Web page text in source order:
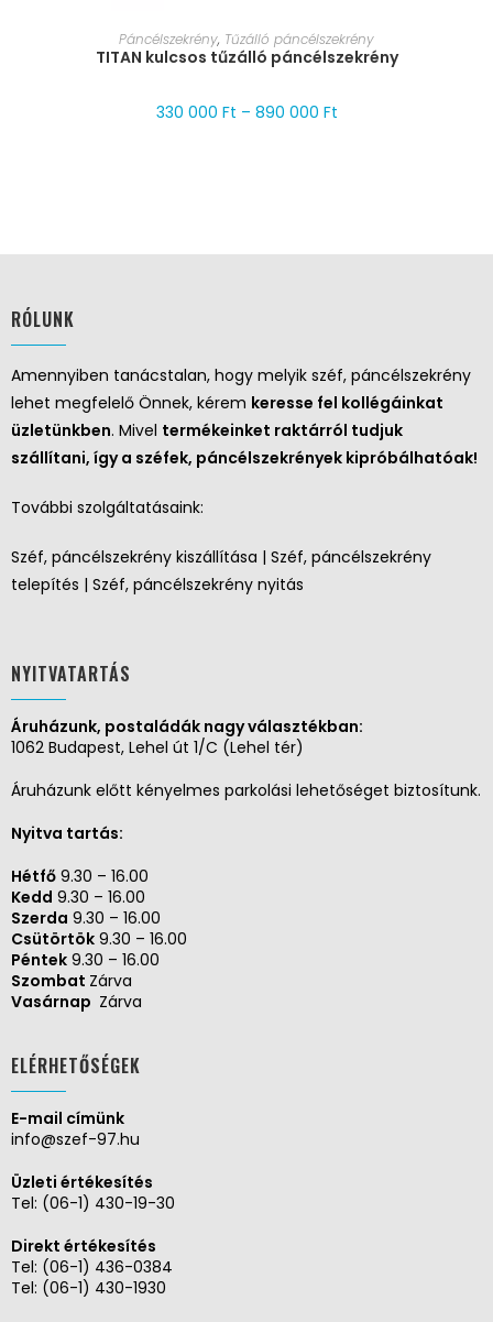
MÉRET VÁLASZTÁSA
Páncélszekrény, Tűzálló páncélszekrény
TITAN kulcsos tűzálló páncélszekrény
330 000 Ft – 890 000 Ft
RÓLUNK
Amennyiben tanácstalan, hogy melyik széf, páncélszekrény
lehet megfelelő Önnek, kérem keresse fel kollégáinkat
üzletünkben. Mivel termékeinket raktárról tudjuk
szállítani, így a széfek, páncélszekrények kipróbálhatóak!
További szolgáltatásaink:
Széf, páncélszekrény kiszállítása | Széf, páncélszekrény
telepítés | Széf, páncélszekrény nyitás
NYITVATARTÁS
Áruházunk, postaládák nagy választékban:
1062 Budapest, Lehel út 1/C (Lehel tér)
Áruházunk előtt kényelmes parkolási lehetőséget biztosítunk.
Nyitva tartás:
Hétfő 9.30 – 16.00
Kedd 9.30 – 16.00
Szerda 9.30 – 16.00
Csütörtök 9.30 – 16.00
Péntek 9.30 – 16.00
Szombat Zárva
Vasárnap Zárva
ELÉRHETŐSÉGEK
E-mail címünk
info@szef-97.hu
Üzleti értékesítés
Tel: (06-1) 430-19-30
Direkt értékesítés
Tel: (06-1) 436-0384
Tel: (06-1) 430-1930